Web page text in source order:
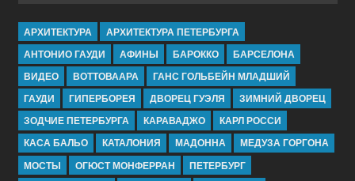
АРХИТЕКТУРА
АРХИТЕКТУРА ПЕТЕРБУРГА
АНТОНИО ГАУДИ
АФИНЫ БАРОККО
БАРСЕЛОНА
ВИДЕО
ВОТТОВААРА
ГАНС ГОЛЬБЕЙН МЛАДШИЙ
ГАУДИ
ГИПЕРБОРЕЯ ДВОРЕЦ ГУЭЛЯ
ЗИМНИЙ ДВОРЕЦ
ЗОДЧИЕ ПЕТЕРБУРГА
КАРАВАДЖО
КАРЛ РОССИ
КАСА БАЛЬО
КАТАЛОНИЯ МАДОННА
МЕДУЗА ГОРГОНА
МОСТЫ
ОГЮСТ МОНФЕРРАН ПЕТЕРБУРГ